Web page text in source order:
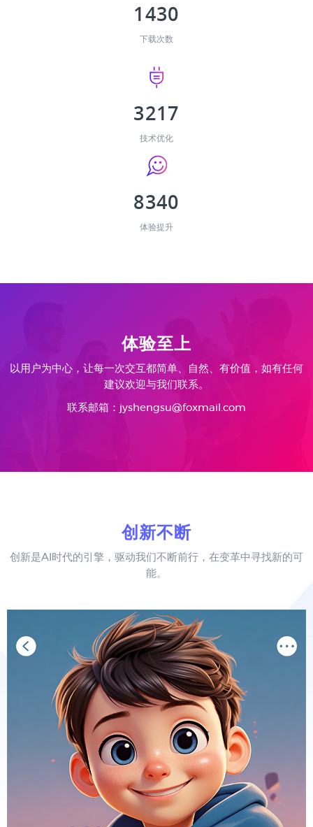
1430
下载次数
3217
技术优化
8340
体验提升
体验至上
以用户为中心，让每一次交互都简单、自然、有价值，如有任何
建议欢迎与我们联系。
联系邮箱：jyshengsu@foxmail.com
创新不断
创新是AI时代的引擎，驱动我们不断前行，在变革中寻找新的可
能。